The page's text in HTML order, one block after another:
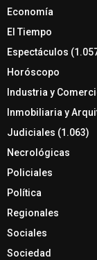
Economía
El Tiempo
Espectáculos
Horóscopo
Industria y
Inmobiliaria y
Judiciales (1.063)
Necrológicas
Policiales
Política
Regionales
Sociales
Sociedad